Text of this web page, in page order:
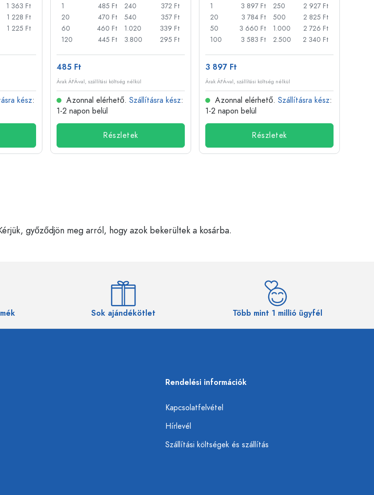
1 363 Ft
1 228 Ft
1 225 Ft
kész:
1
485 Ft
20
470 Ft
60
460 Ft
120
445 Ft
240
372 Ft
540
357 Ft
1.020
339 Ft
3.800
295 Ft
485 Ft
Árak ÁFÁ-val, szállítási költség nélkül
Azonnal elérhető. Szállításra kész:
1-2 napon belül
Részletek
1
3 897 Ft
20
3 784 Ft
50
3 660 Ft
100
3 583 Ft
250
2 927 Ft
500
2 825 Ft
1.000
2 726 Ft
2.500
2 340 Ft
3 897 Ft
Árak ÁFÁ-val, szállítási költség nélkül
Azonnal elérhető. Szállításra kész:
1-2 napon belül
Részletek
győződjön meg arról, hogy azok bekerültek a kosárba.
Sok ajándékötlet Több mint 1 millió ügyfél
Rendelési információk
Kapcsolatfelvétel
Hírlevél
Szállítási költségek és szállítás